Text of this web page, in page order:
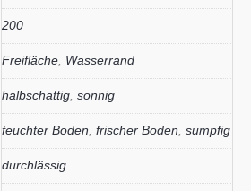
200
Freifläche Wasserrand
halbschattig sonnig
feuchter Boden frischer Boden sumpfig
durchlässig